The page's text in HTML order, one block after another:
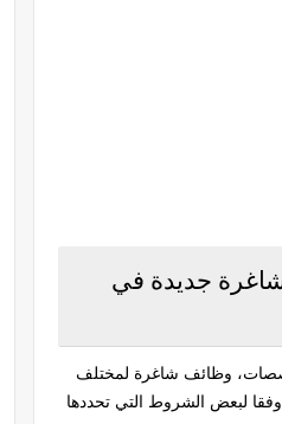
جديدة في
وظائف شاغرة لمختلف
لبعض الشروط التي تحددها